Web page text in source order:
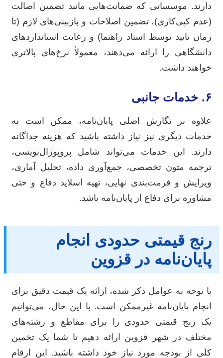
دارند. موسساتی که ضمانت‌هایی مانند تضمین اصالت
(عدم کپی‌کاری)، تضمین اصلاحات و بازبینی‌های لازم (تا
زمان تایید توسط استاد راهنما) و رعایت استانداردهای
دانشگاهی را ارائه می‌دهند، معمولاً نرخ‌های بالاتری
خواهند داشت.
۶. خدمات جانبی
علاوه بر نگارش اصلی پایان‌نامه، ممکن است به
خدمات دیگری نیز نیاز داشته باشید که هزینه جداگانه
دارند. این خدمات می‌تواند شامل پروپوزال‌نویسی،
ترجمه متون تخصصی، جمع‌آوری داده، تحلیل آماری،
ویرایش و فرمت‌بندی نهایی، تهیه اسلاید دفاع و حتی
مشاوره برای دفاع از پایان‌نامه باشد.
رنج قیمتی حدودی انجام
پایان‌نامه در قزوین
با توجه به عوامل ذکر شده، ارائه یک قیمت دقیق برای
انجام پایان‌نامه غیرممکن است. با این حال، می‌توانیم
یک رنج قیمتی حدودی را برای مقاطع و رشته‌های
مختلف در شهر قزوین ارائه دهیم تا شما یک تخمین
کلی از بودجه مورد نیاز خود داشته باشید. این ارقام